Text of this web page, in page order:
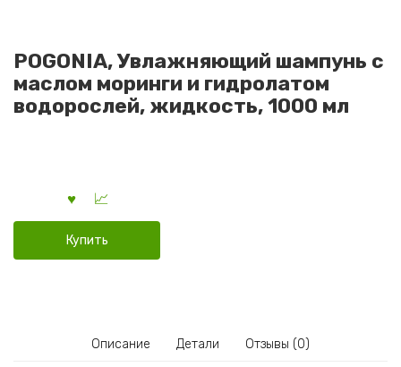
POGONIA, Увлажняющий шампунь с
маслом моринги и гидролатом
водорослей, жидкость, 1000 мл
Купить
Описание Детали Отзывы (0)